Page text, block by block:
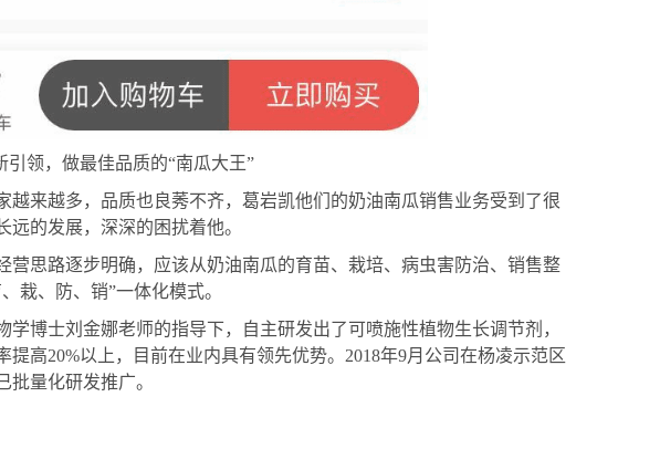
引领，做最佳品质的“南瓜大王”
越来越多，品质也良莠不齐，葛岩凯他们的奶油南瓜销售业务受到了很
的发展，深深的困扰着他。
营思路逐步明确，应该从奶油南瓜的育苗、栽培、病虫害防治、销售整
栽、防、销”一体化模式。
博士刘金娜老师的指导下，自主研发出了可喷施性植物生长调节剂，
提高20%以上，目前在业内具有领先优势。2018年9月公司在杨凌示范区
量化研发推广。